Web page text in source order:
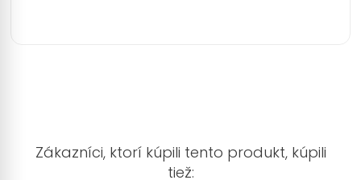
Zákazníci, ktorí kúpili tento produkt, kúpili
tiež: